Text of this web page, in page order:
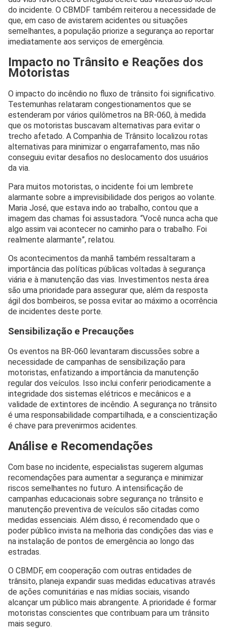
do incidente. O CBMDF também reiterou a necessidade de
que, em caso de avistarem acidentes ou situações
semelhantes, a população priorize a segurança ao reportar
imediatamente aos serviços de emergência.
Impacto no Trânsito e Reações dos
Motoristas
O impacto do incêndio no fluxo de trânsito foi significativo.
Testemunhas relataram congestionamentos que se
estenderam por vários quilômetros na BR-060, à medida
que os motoristas buscavam alternativas para evitar o
trecho afetado. A Companhia de Trânsito localizou rotas
alternativas para minimizar o engarrafamento, mas não
conseguiu evitar desafios no deslocamento dos usuários
da via.
Para muitos motoristas, o incidente foi um lembrete
alarmante sobre a imprevisibilidade dos perigos ao volante.
Maria José, que estava indo ao trabalho, contou que a
imagem das chamas foi assustadora. “Você nunca acha que
algo assim vai acontecer no caminho para o trabalho. Foi
realmente alarmante”, relatou.
Os acontecimentos da manhã também ressaltaram a
importância das políticas públicas voltadas à segurança
viária e à manutenção das vias. Investimentos nesta área
são uma prioridade para assegurar que, além da resposta
ágil dos bombeiros, se possa evitar ao máximo a ocorrência
de incidentes deste porte.
Sensibilização e Precauções
Os eventos na BR-060 levantaram discussões sobre a
necessidade de campanhas de sensibilização para
motoristas, enfatizando a importância da manutenção
regular dos veículos. Isso inclui conferir periodicamente a
integridade dos sistemas elétricos e mecânicos e a
validade de extintores de incêndio. A segurança no trânsito
é uma responsabilidade compartilhada, e a conscientização
é chave para prevenirmos acidentes.
Análise e Recomendações
Com base no incidente, especialistas sugerem algumas
recomendações para aumentar a segurança e minimizar
riscos semelhantes no futuro. A intensificação de
campanhas educacionais sobre segurança no trânsito e
manutenção preventiva de veículos são citadas como
medidas essenciais. Além disso, é recomendado que o
poder público invista na melhoria das condições das vias e
na instalação de pontos de emergência ao longo das
estradas.
O CBMDF, em cooperação com outras entidades de
trânsito, planeja expandir suas medidas educativas através
de ações comunitárias e nas mídias sociais, visando
alcançar um público mais abrangente. A prioridade é formar
motoristas conscientes que contribuam para um trânsito
mais seguro.